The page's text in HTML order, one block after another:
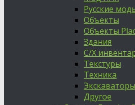
Русские
Объекты
Объекты
Здания
С/Х
Текстуры
Техника
Другое